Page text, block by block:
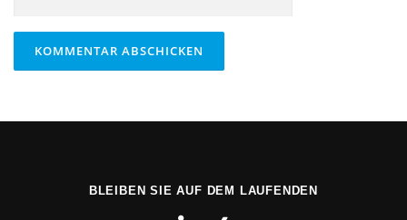
BLEIBEN SIE AUF DEM LAUFENDEN